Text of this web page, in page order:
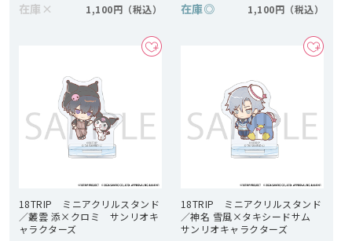
在庫 × 1,100円 在庫◎ 1,100円
18TRIP ミニアクリルスタンド
／叢雲 添×クロミ サンリオキ
ャラクターズ
18TRIP ミニアクリルスタンド
／神名 雪風×タキシードサム
サンリオキャラクターズ